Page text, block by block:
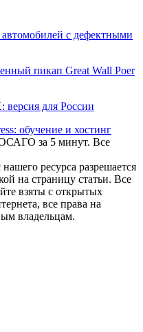
с дефектными
пикап Great Wall Poer
версия для России
за 5 минут. Все
ресурса разрешается
на страницу статьи. Все
взяты с открытых
все права на
владельцам.